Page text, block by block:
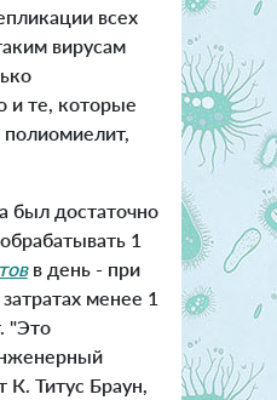
всех
вирусам
и те, которые
был достаточно
1
в день - при
менее 1
"Это
К. Титус Браун,